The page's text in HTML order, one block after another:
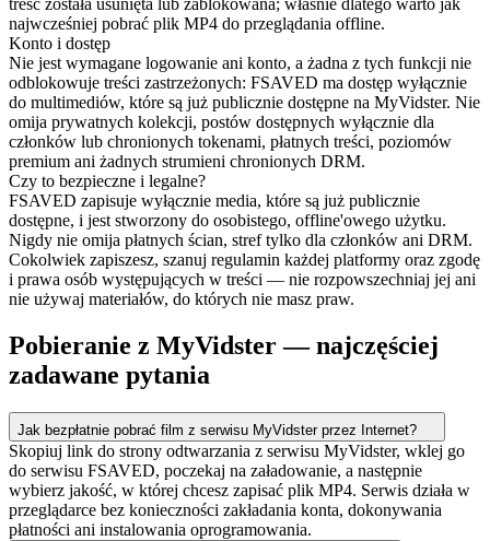
treść została usunięta lub zablokowana; właśnie dlatego warto jak
najwcześniej pobrać plik MP4 do przeglądania offline.
Konto i dostęp
Nie jest wymagane logowanie ani konto, a żadna z tych funkcji nie
odblokowuje treści zastrzeżonych: FSAVED ma dostęp wyłącznie
do multimediów, które są już publicznie dostępne na MyVidster. Nie
omija prywatnych kolekcji, postów dostępnych wyłącznie dla
członków lub chronionych tokenami, płatnych treści, poziomów
premium ani żadnych strumieni chronionych DRM.
Czy to bezpieczne i legalne?
FSAVED zapisuje wyłącznie media, które są już publicznie
dostępne, i jest stworzony do osobistego, offline'owego użytku.
Nigdy nie omija płatnych ścian, stref tylko dla członków ani DRM.
Cokolwiek zapiszesz, szanuj regulamin każdej platformy oraz zgodę
i prawa osób występujących w treści — nie rozpowszechniaj jej ani
nie używaj materiałów, do których nie masz praw.
Pobieranie z MyVidster — najczęściej
zadawane pytania
Jak bezpłatnie pobrać film z serwisu MyVidster przez Internet?
Skopiuj link do strony odtwarzania z serwisu MyVidster, wklej go
do serwisu FSAVED, poczekaj na załadowanie, a następnie
wybierz jakość, w której chcesz zapisać plik MP4. Serwis działa w
przeglądarce bez konieczności zakładania konta, dokonywania
płatności ani instalowania oprogramowania.